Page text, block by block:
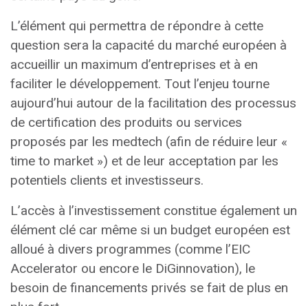
L’élément qui permettra de répondre à cette
question sera la capacité du marché européen à
accueillir un maximum d’entreprises et à en
faciliter le développement. Tout l’enjeu tourne
aujourd’hui autour de la facilitation des processus
de certification des produits ou services
proposés par les medtech (afin de réduire leur «
time to market ») et de leur acceptation par les
potentiels clients et investisseurs.
L’accès à l’investissement constitue également un
élément clé car même si un budget européen est
alloué à divers programmes (comme l’EIC
Accelerator ou encore le DiGinnovation), le
besoin de financements privés se fait de plus en